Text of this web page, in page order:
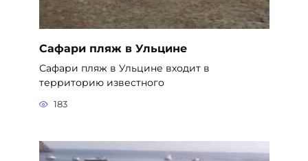
Сафари пляж в Ульцине
Сафари пляж в Ульцине входит в
территорию известного
183